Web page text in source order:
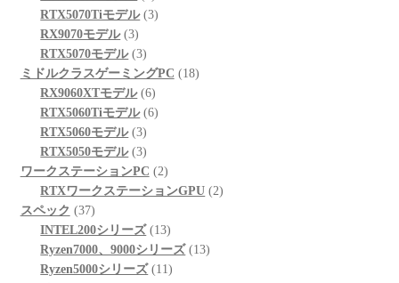
商
の
品
個
品
RTX5070Tiモデル 33
商
品
RX9070モデル 33
個
の
商
品
RTX5070モデル 33
個
の
商
品
ミドルクラスゲーミングPC 1818
RX9060XTモデル 66
個
品
RTX5060Tiモデル 66
商
品
RTX5060モデル 33
個
の
商
RTX5050モデル 33
個
の
品
ワークステーションPC 22
個
商
品
RTXワークステーションGPU 22
スペック 3737
個
の
商
INTEL200シリーズ 1313
個
の
Ryzen7000、9000シリーズ 1313
Ryzen5000シリーズ 1111